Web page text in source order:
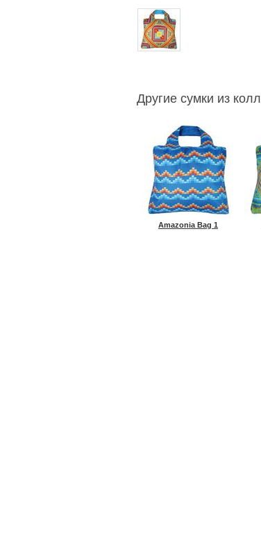
Другие сумки из
Amazonia Bag 1